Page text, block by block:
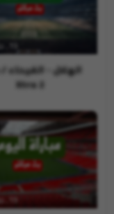
Xtra 2
19, مايو, 2026